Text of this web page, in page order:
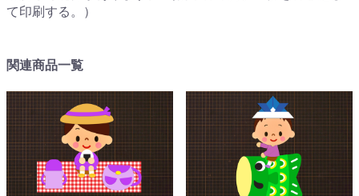
て印刷する。）
関連商品一覧